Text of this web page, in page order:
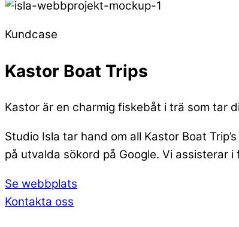
Kundcase
Kastor Boat Trips
Kastor är en charmig fiskebåt i trä som tar
Studio Isla tar hand om all Kastor Boat
på utvalda sökord på Google. Vi assisterar
Se webbplats
Kontakta oss